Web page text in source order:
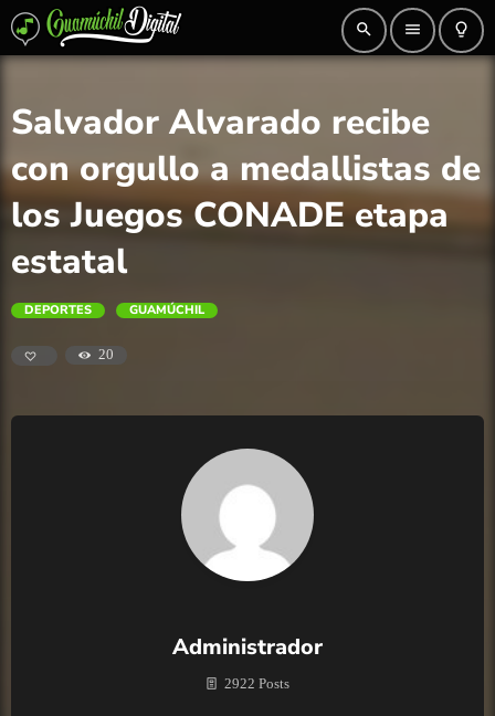
search menu lightbulb_outline
Salvador Alvarado recibe
con orgullo a medallistas de
los Juegos CONADE etapa
estatal
DEPORTES GUAMÚCHIL
20
Administrador
2922 Posts